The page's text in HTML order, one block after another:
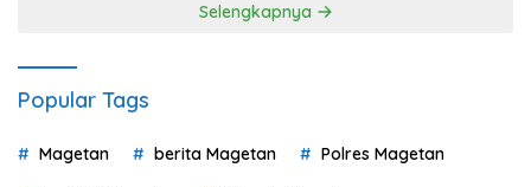
Selengkapnya
Popular Tags
Magetan berita Magetan Polres Magetan